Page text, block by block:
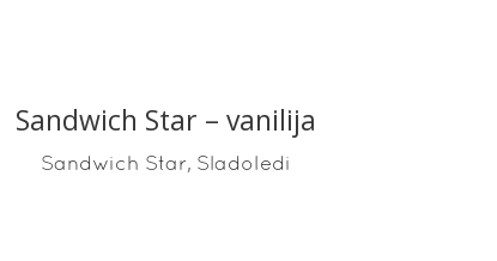
READ MORE
Sandwich Star – vanilija
Sandwich Star, Sladoledi